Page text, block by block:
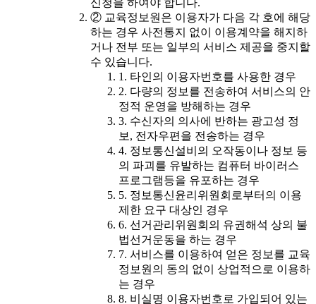
② 교육정보원은 이용자가 다음 각 호에 해당
하는 경우 사전통지 없이 이용계약을 해지하
거나 전부 또는 일부의 서비스 제공을 중지할
수 있습니다.
1. 타인의 이용자번호를 사용한 경우
2. 다량의 정보를 전송하여 서비스의 안
정적 운영을 방해하는 경우
3. 수신자의 의사에 반하는 광고성 정
보, 전자우편을 전송하는 경우
4. 정보통신설비의 오작동이나 정보 등
의 파괴를 유발하는 컴퓨터 바이러스
프로그램등을 유포하는 경우
5. 정보통신윤리위원회로부터의 이용
제한 요구 대상인 경우
6. 선거관리위원회의 유권해석 상의 불
법선거운동을 하는 경우
7. 서비스를 이용하여 얻은 정보를 교육
정보원의 동의 없이 상업적으로 이용하
는 경우
8. 비실명 이용자번호로 가입되어 있는